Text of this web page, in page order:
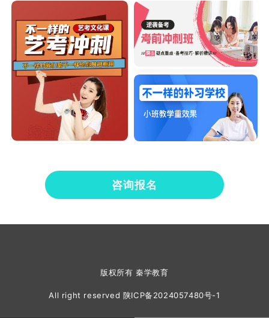
咨询报名
版权所有 秦学教育
All right reserved 陕ICP备2024057480号-1